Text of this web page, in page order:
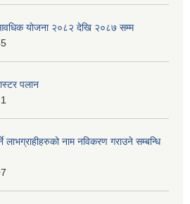
योजना २०८२ देखि २०८७ सम्म
पलान
लाभग्राहीहरुको नाम नविकरण गराउने सम्बन्धि